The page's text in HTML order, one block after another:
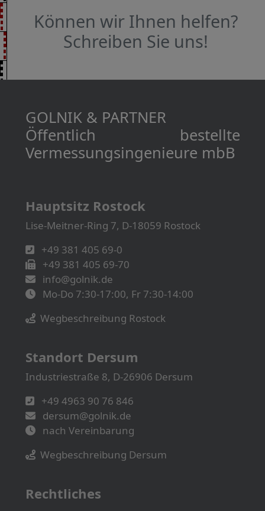
Können wir Ihnen helfen?
Schreiben Sie uns!
GOLNIK & PARTNER
Öffentlich bestellte
Vermessungs­­ingenieure mbB
Hauptsitz Rostock
Lise-Meitner-Ring 7, D-18059 Rostock
+49 381 405 69-0
+49 381 405 69-70
info@golnik.de
Mo-Do 7:30-17:00, Fr 7:30-14:00
Wegbeschreibung Rostock
Standort Dersum
Industriestraße 8, D-26906 Dersum
+49 4963 90 76 846
dersum@golnik.de
nach Vereinbarung
Wegbeschreibung Dersum
Rechtliches